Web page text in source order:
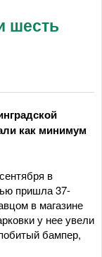
шесть
как минимум
в
пришла 37-
в магазине
у нее увели
бампер,